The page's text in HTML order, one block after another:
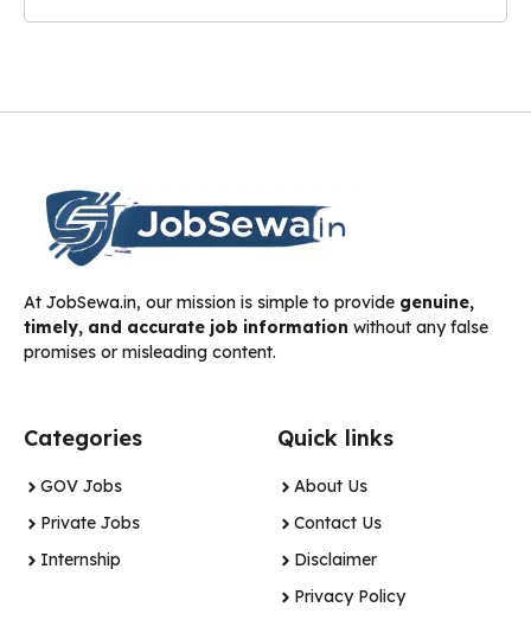
At JobSewa.in, our mission is simple to provide genuine,
timely, and accurate job information without any false
promises or misleading content.
Categories
GOV Jobs
Private Jobs
Internship
Quick links
About Us
Contact Us
Disclaimer
Privacy Policy